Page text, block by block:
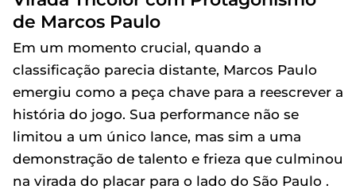
de Marcos Paulo
Em um momento crucial, quando a
classificação parecia distante, Marcos Paulo
emergiu como a peça chave para a reescrever a
história do jogo. Sua performance não se
limitou a um único lance, mas sim a uma
demonstração de talento e frieza que culminou
na virada do placar para o lado do São Paulo .